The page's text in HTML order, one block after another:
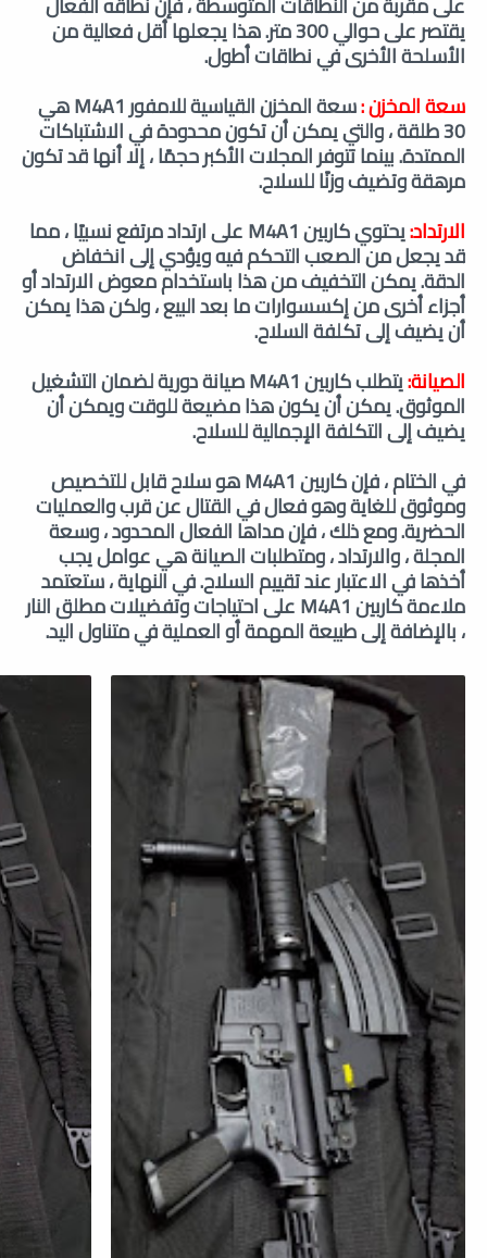
يقتصر على حوالي 300 متر. هذا يجعلها أقل فعالية من
الأسلحة الأخرى في نطاقات أطول.
سعة المخزن :
سعة المخزن القياسية للامفور M4A1 هي
30 طلقة ، والتي يمكن أن تكون محدودة في الاشتباكات
الممتدة. بينما تتوفر المجلات الأكبر حجمًا ، إلا أنها قد تكون
مرهقة وتضيف وزنًا للسلاح.
الارتداد:
يحتوي كاربين M4A1 على ارتداد مرتفع نسبيًا ، مما
قد يجعل من الصعب التحكم فيه ويؤدي إلى انخفاض
الدقة. يمكن التخفيف من هذا باستخدام معوض الارتداد أو
أجزاء أخرى من إكسسوارات ما بعد البيع ، ولكن هذا يمكن
أن يضيف إلى تكلفة السلاح.
الصيانة:
يتطلب كاربين M4A1 صيانة دورية لضمان التشغيل
الموثوق. يمكن أن يكون هذا مضيعة للوقت ويمكن أن
يضيف إلى التكلفة الإجمالية للسلاح.
في الختام ، فإن كاربين M4A1 هو سلاح قابل للتخصيص
وموثوق للغاية وهو فعال في القتال عن قرب والعمليات
الحضرية. ومع ذلك ، فإن مداها الفعال المحدود ، وسعة
المجلة ، والارتداد ، ومتطلبات الصيانة هي عوامل يجب
أخذها في الاعتبار عند تقييم السلاح. في النهاية ، ستعتمد
ملاءمة كاربين M4A1 على احتياجات وتفضيلات مطلق النار
، بالإضافة إلى طبيعة المهمة أو العملية في متناول اليد.